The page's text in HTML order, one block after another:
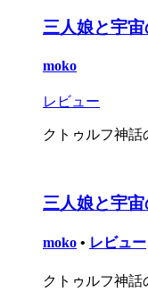
三人娘と宇
moko
レビュー
クトゥルフ神
三人娘と宇
moko • レビュー
クトゥルフ神